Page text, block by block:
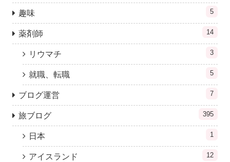
趣味 5
薬剤師 14
リウマチ 3
就職、転職 5
ブログ運営 7
旅ブログ 395
日本 1
アイスランド 12